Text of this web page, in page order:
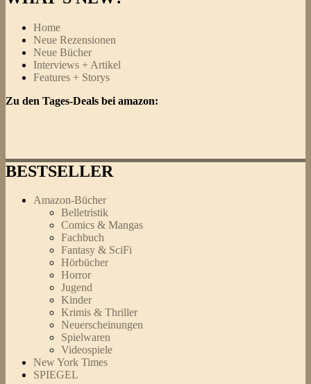
Home
Neue Rezensionen
Neue Bücher
Interviews + Artikel
Features + Storys
Zu den Tages-Deals bei amazon:
BESTSELLER
Amazon-Bücher
Belletristik
Comics & Mangas
Fachbuch
Fantasy & SciFi
Hörbücher
Horror
Jugend
Kinder
Krimis & Thriller
Neuerscheinungen
Spielwaren
Videospiele
New York Times
SPIEGEL